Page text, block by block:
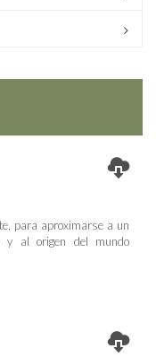
para aproximarse a un
y al origen del mundo